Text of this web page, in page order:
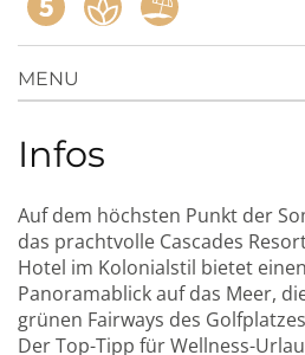
MENU
Infos
Auf dem höchsten Punkt der
das prachtvolle Cascades
Hotel im Kolonialstil bietet
Panoramablick auf das Meer,
grünen Fairways des
Der Top-Tipp für Wellness-